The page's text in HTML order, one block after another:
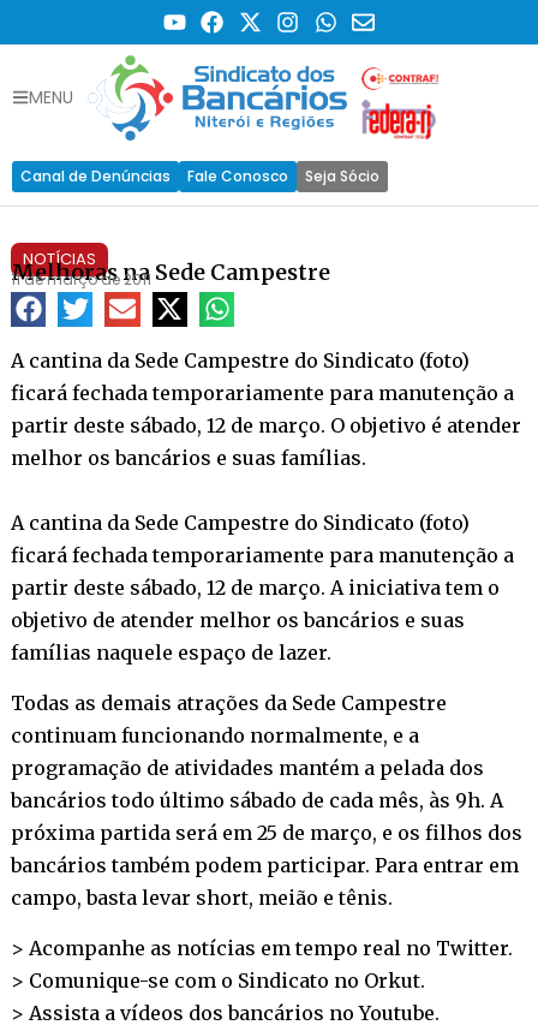
MENU
Canal de Denúncias Fale Conosco Seja Sócio
NOTÍCIAS
Melhoras na Sede Campestre
11 de março de 2011
A cantina da Sede Campestre do Sindicato (foto)
ficará fechada temporariamente para manutenção a
partir deste sábado, 12 de março. O objetivo é atender
melhor os bancários e suas famílias.
A cantina da Sede Campestre do Sindicato (foto)
ficará fechada temporariamente para manutenção a
partir deste sábado, 12 de março. A iniciativa tem o
objetivo de atender melhor os bancários e suas
famílias naquele espaço de lazer.
Todas as demais atrações da Sede Campestre
continuam funcionando normalmente, e a
programação de atividades mantém a pelada dos
bancários todo último sábado de cada mês, às 9h. A
próxima partida será em 25 de março, e os filhos dos
bancários também podem participar. Para entrar em
campo, basta levar short, meião e tênis.
> Acompanhe as notícias em tempo real no Twitter.
> Comunique-se com o Sindicato no Orkut.
> Assista a vídeos dos bancários noYoutube.